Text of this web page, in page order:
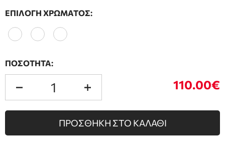
ΕΠΙΛΟΓΗ ΧΡΩΜΑΤΟΣ:
ΠΟΣΟΤΗΤΑ:
110.00€
ΠΡΟΣΘΗΚΗ ΣΤΟ ΚΑΛΑΘΙ